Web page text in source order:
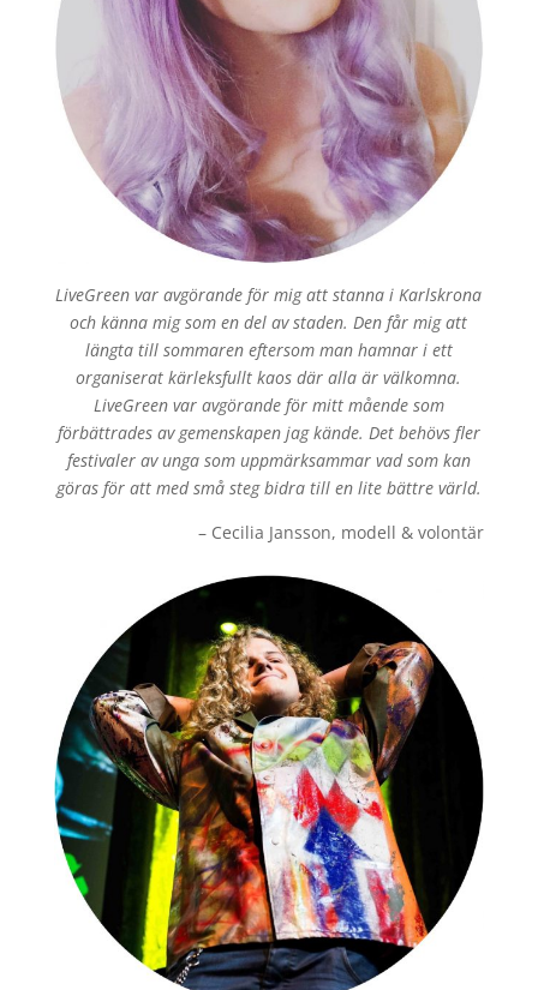
LiveGreen var avgörande för mig att stanna i Karlskrona
och känna mig som en del av staden. Den får mig att
längta till sommaren eftersom man hamnar i ett
organiserat kärleksfullt kaos där alla är välkomna.
LiveGreen var avgörande för mitt mående som
förbättrades av gemenskapen jag kände. Det behövs fler
festivaler av unga som uppmärksammar vad som kan
göras för att med små steg bidra till en lite bättre värld.
– Cecilia Jansson, modell & volontär